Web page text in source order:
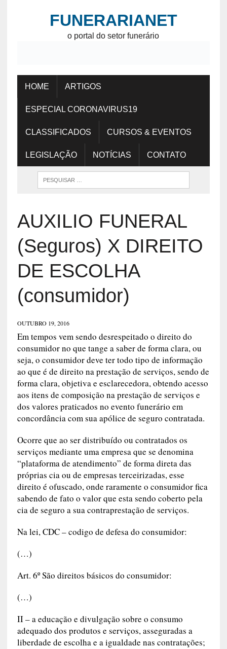
FUNERARIANET
o portal do setor funerário
HOME ARTIGOS
ESPECIAL CORONAVIRUS19
CLASSIFICADOS CURSOS & EVENTOS
LEGISLAÇÃO NOTÍCIAS CONTATO
AUXILIO FUNERAL
(Seguros) X DIREITO
DE ESCOLHA
(consumidor)
OUTUBRO 19, 2016
Em tempos vem sendo desrespeitado o direito do
consumidor no que tange a saber de forma clara, ou
seja, o consumidor deve ter todo tipo de informação
ao que é de direito na prestação de serviços, sendo de
forma clara, objetiva e esclarecedora, obtendo acesso
aos itens de composição na prestação de serviços e
dos valores praticados no evento funerário em
concordância com sua apólice de seguro contratada.
Ocorre que ao ser distribuído ou contratados os
serviços mediante uma empresa que se denomina
“plataforma de atendimento” de forma direta das
próprias cia ou de empresas terceirizadas, esse
direito é ofuscado, onde raramente o consumidor fica
sabendo de fato o valor que esta sendo coberto pela
cia de seguro a sua contraprestação de serviços.
Na lei, CDC – codigo de defesa do consumidor:
(…)
Art. 6º São direitos básicos do consumidor:
(…)
II – a educação e divulgação sobre o consumo
adequado dos produtos e serviços, asseguradas a
liberdade de escolha e a igualdade nas contratações;